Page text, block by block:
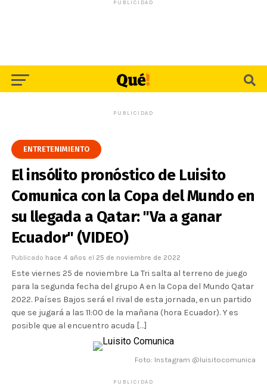
PUBLICIDAD
PUBLICIDAD
ENTRETENIMIENTO
El insólito pronóstico de Luisito
Comunica con la Copa del Mundo en
su llegada a Qatar: "Va a ganar
Ecuador" (VIDEO)
Publicado hace 4 años el 25 de noviembre de 2022
Este viernes 25 de noviembre La Tri salta al terreno de juego
para la segunda fecha del grupo A en la Copa del Mundo Qatar
2022. Países Bajos será el rival de esta jornada, en un partido
que se jugará a las 11:00 de la mañana (hora Ecuador). Y es
posible que al encuentro acuda […]
Foto: Instagram @luisitocomunica
PUBLICIDAD